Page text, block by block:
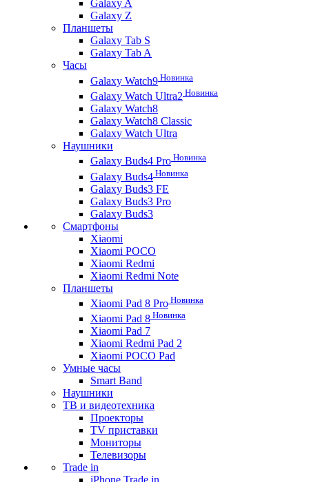
Galaxy A
Galaxy Z
Планшеты
Galaxy Tab S
Galaxy Tab A
Часы
Galaxy Watch9 Новинка
Galaxy Watch Ultra2 Новинка
Galaxy Watch8
Galaxy Watch8 Classic
Galaxy Watch Ultra
Наушники
Galaxy Buds4 Pro Новинка
Galaxy Buds4 Новинка
Galaxy Buds3 FE
Galaxy Buds3 Pro
Galaxy Buds3
Смартфоны
Xiaomi
Xiaomi POCO
Xiaomi Redmi
Xiaomi Redmi Note
Планшеты
Xiaomi Pad 8 Pro Новинка
Xiaomi Pad 8 Новинка
Xiaomi Pad 7
Xiaomi Redmi Pad 2
Xiaomi POCO Pad
Умные часы
Smart Band
Наушники
ТВ и видеотехника
Проекторы
TV приставки
Мониторы
Телевизоры
Trade in